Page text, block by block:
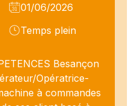
01/06/2026
Temps plein
Besançon
Opératrice-
à commandes